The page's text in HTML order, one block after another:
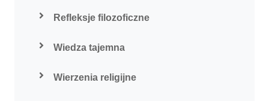
Refleksje filozoficzne
Wiedza tajemna
Wierzenia religijne